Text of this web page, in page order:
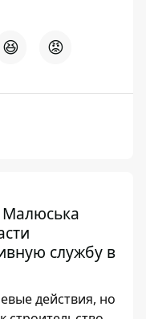
😆 😡
Малюська
службу в
действия, но